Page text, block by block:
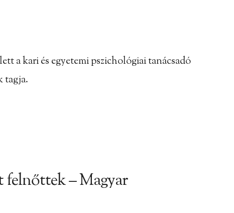
a kari és egyetemi pszichológiai tanácsadó
tagja.
felnőttek – Magyar